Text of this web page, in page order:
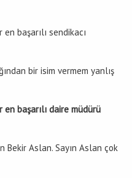
başarılı sendikacı
bir isim vermem yanlış
başarılı daire müdürü
Bekir Aslan. Sayın Aslan çok